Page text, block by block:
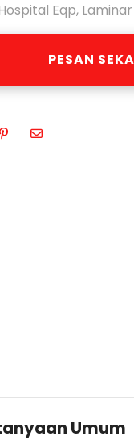
Eqp,
PESAN
Umum